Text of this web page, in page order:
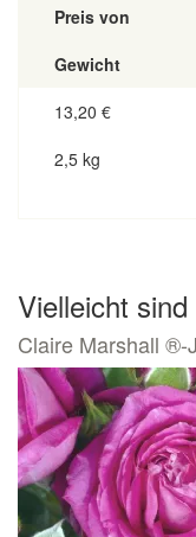
Preis von
Gewicht
13,20 €
2,5 kg
Vielleicht
Claire Marshall ®-